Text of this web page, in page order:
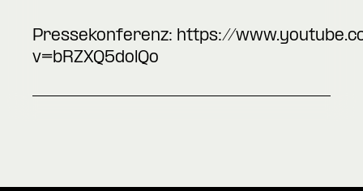
Pressekonferenz: https://
v=bRZXQ5dolQo